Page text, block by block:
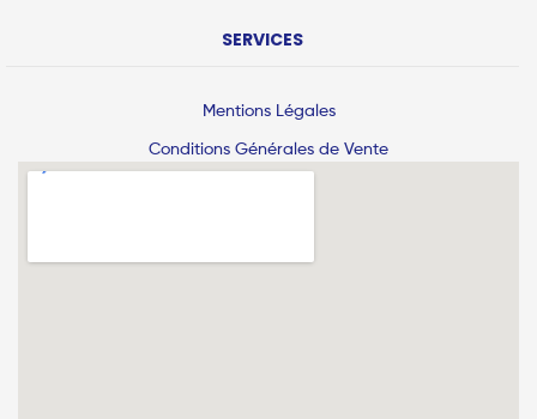
SERVICES
Mentions Légales
Conditions Générales de Vente